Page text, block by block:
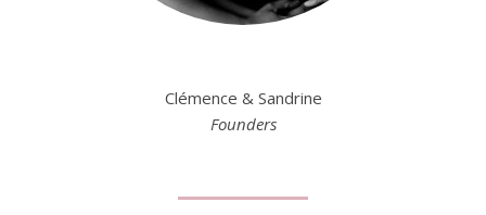
Clémence & Sandrine
Founders